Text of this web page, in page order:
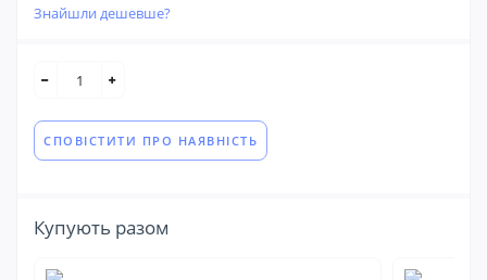
Знайшли дешевше?
СПОВІСТИТИ ПРО НАЯВНІСТЬ
Купують разом